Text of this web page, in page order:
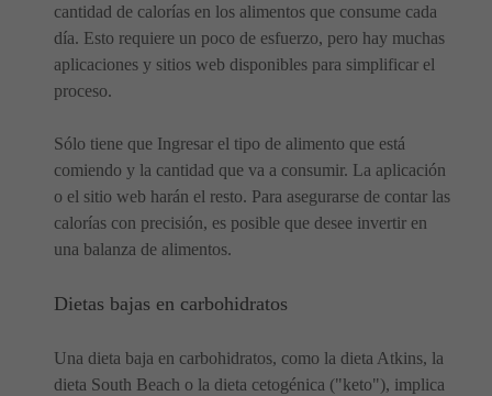
cantidad de calorías en los alimentos que consume cada
día. Esto requiere un poco de esfuerzo, pero hay muchas
aplicaciones y sitios web disponibles para simplificar el
proceso.
Sólo tiene que Ingresar el tipo de alimento que está
comiendo y la cantidad que va a consumir. La aplicación
o el sitio web harán el resto. Para asegurarse de contar las
calorías con precisión, es posible que desee invertir en
una balanza de alimentos.
Dietas bajas en carbohidratos
Una dieta baja en carbohidratos, como la dieta Atkins, la
dieta South Beach o la dieta cetogénica ("keto"), implica